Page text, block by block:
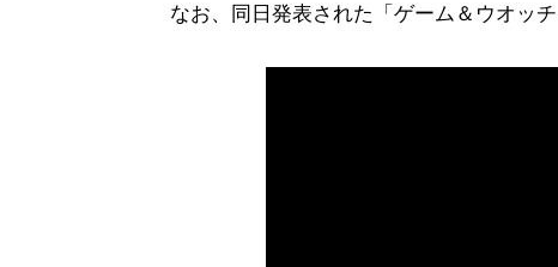
なお、同日発表された「ゲーム＆ウオッ